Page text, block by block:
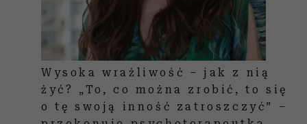
Wysoka wrażliwość – jak z nią
żyć? „To, co można zrobić, to się
o tę swoją inność zatroszczyć” –